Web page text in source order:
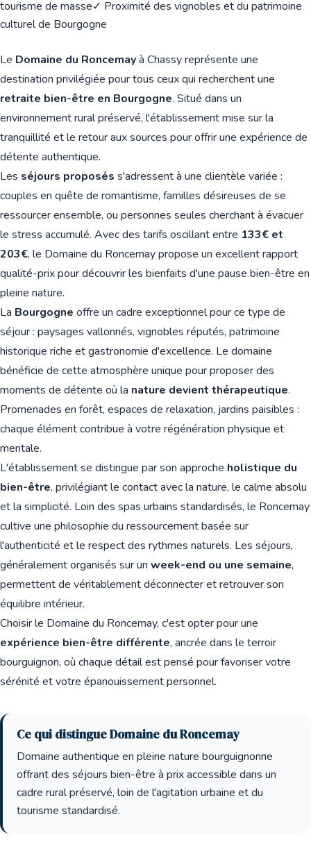
tourisme de masse✓ Proximité des vignobles et du patrimoine
culturel de Bourgogne
Le Domaine du Roncemayà Chassy représente une
destination privilégiée pour tous ceux qui recherchent une
retraite bien-être en Bourgogne. Situé dans un
environnement rural préservé, l'établissement mise sur la
tranquillité et le retour aux sources pour offrir une expérience de
détente authentique.
Les séjours proposés s'adressent à une clientèle variée :
couples en quête de romantisme, familles désireuses de se
ressourcer ensemble, ou personnes seules cherchant à évacuer
le stress accumulé. Avec des tarifs oscillant entre 133€ et
203€, le Domaine du Roncemay propose un excellent rapport
qualité-prix pour découvrir les bienfaits d'une pause bien-être en
pleine nature.
La Bourgogne offre un cadre exceptionnel pour ce type de
séjour : paysages vallonnés, vignobles réputés, patrimoine
historique riche et gastronomie d'excellence. Le domaine
bénéficie de cette atmosphère unique pour proposer des
moments de détente où la nature devient thérapeutique.
Promenades en forêt, espaces de relaxation, jardins paisibles :
chaque élément contribue à votre régénération physique et
mentale.
L'établissement se distingue par son approche holistique du
bien-être, privilégiant le contact avec la nature, le calme absolu
et la simplicité. Loin des spas urbains standardisés, le Roncemay
cultive une philosophie du ressourcement basée sur
l'authenticité et le respect des rythmes naturels. Les séjours,
généralement organisés sur un week-end ou une semaine,
permettent de véritablement déconnecter et retrouver son
équilibre intérieur.
Choisir le Domaine du Roncemay, c'est opter pour une
expérience bien-être différente, ancrée dans le terroir
bourguignon, où chaque détail est pensé pour favoriser votre
sérénité et votre épanouissement personnel.
Ce qui distingue Domaine du Roncemay
Domaine authentique en pleine nature bourguignonne
offrant des séjours bien-être à prix accessible dans un
cadre rural préservé, loin de l'agitation urbaine et du
tourisme standardisé.